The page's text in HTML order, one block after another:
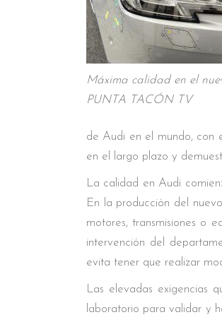
Máxima calidad en el
PUNTA TACÓN TV
de Audi en el mundo, con
en el largo plazo y
La calidad en Audi
En la producción del
motores, transmisiones o
intervención del
evita tener que realizar
Las elevadas exigencias
laboratorio para validar y